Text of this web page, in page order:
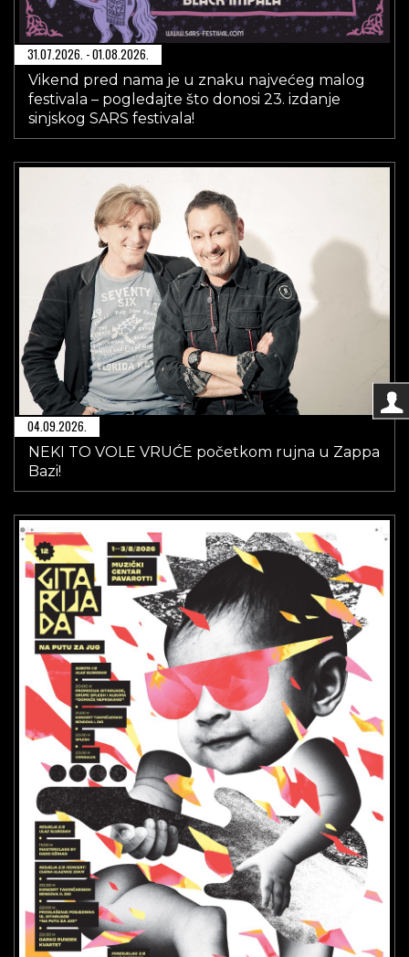
31.07.2026. - 01.08.2026.
Vikend pred nama je u znaku najvećeg malog
festivala – pogledajte što donosi 23. izdanje
sinjskog SARS festivala!
04.09.2026.
NEKI TO VOLE VRUĆE početkom rujna u Zappa
Bazi!